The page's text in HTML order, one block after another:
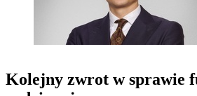
Kolejny zwrot w sprawie